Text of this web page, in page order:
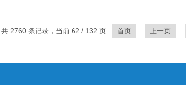
共 2760 条记录，当前 62 / 132 页 首页 上一页